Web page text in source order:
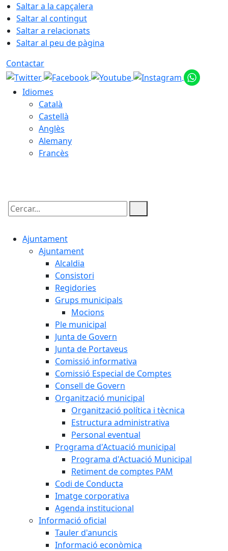
Saltar a la capçalera
Saltar al contingut
Saltar a relacionats
Saltar al peu de pàgina
Contactar
Idiomes
Català
Castellà
Anglès
Alemany
Francès
Cercar:
Ajuntament
Ajuntament
Alcaldia
Consistori
Regidories
Grups municipals
Mocions
Ple municipal
Junta de Govern
Junta de Portaveus
Comissió informativa
Comissió Especial de Comptes
Consell de Govern
Organització municipal
Organització política i tècnica
Estructura administrativa
Personal eventual
Programa d'Actuació municipal
Programa d'Actuació Municipal
Retiment de comptes PAM
Codi de Conducta
Imatge corporativa
Agenda institucional
Informació oficial
Tauler d'anuncis
Informació econòmica